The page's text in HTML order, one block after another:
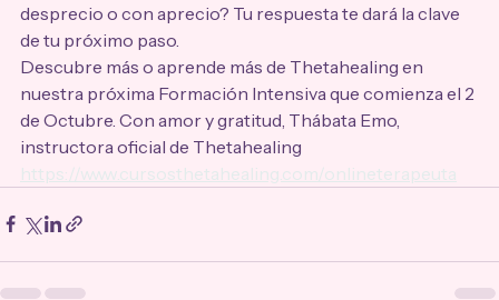
desprecio o con aprecio? Tu respuesta te dará la clave
de tu próximo paso.
Descubre más o aprende más de Thetahealing en
nuestra próxima Formación Intensiva que comienza el 2
de Octubre. Con amor y gratitud, Thábata Emo,
instructora oficial de Thetahealing
https://www.cursosthetahealing.com/onlineterapeuta